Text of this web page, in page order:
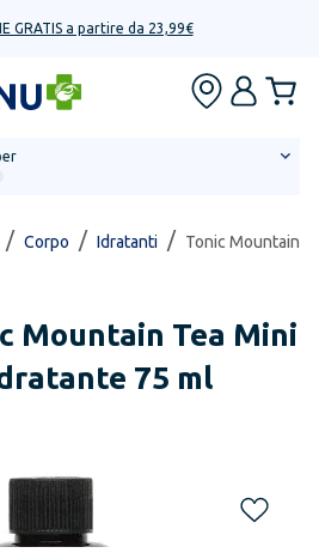
GRATIS a partire da 23,99€
/ Corpo / Idratanti / Tonic Mountain
Mountain Tea Mini
75 ml